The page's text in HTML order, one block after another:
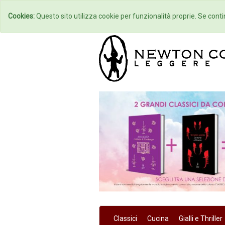
Home Autori
Classici Cucina Gialli e Thriller
Cookies:Questo sito utilizza cookie per funzionalità proprie. Se